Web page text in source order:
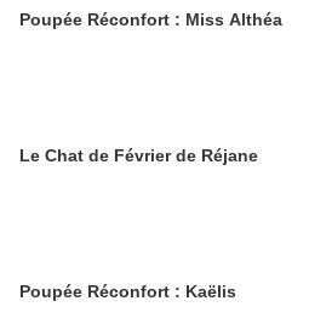
Poupée Réconfort : Miss Althéa
Le Chat de Février de Réjane
Poupée Réconfort : Kaëlis